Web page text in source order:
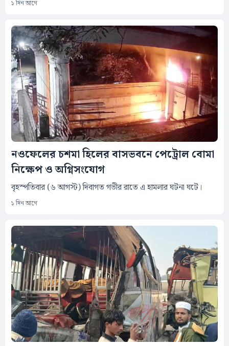
১ দিন আগে
নওফেলের চশমা হিলের বাসভবনে পেট্রোল বোমা
নিক্ষেপ ও অগ্নিসংযোগ
বৃহস্পতিবার (৬ আগস্ট) দিবাগত গভীর রাতে এ হামলার ঘটনা ঘটে।
১ দিন আগে